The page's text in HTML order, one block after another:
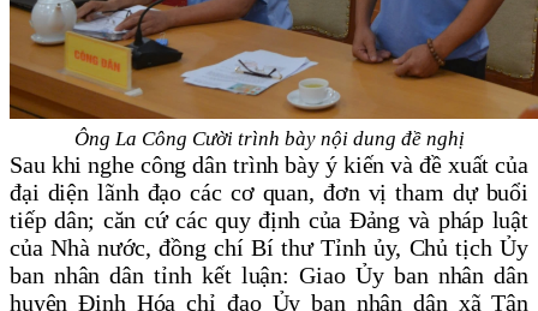
Ông La Công Cười trình bày nội dung đề nghị
Sau khi nghe công dân trình bày ý kiến và đề xuất của
đại diện lãnh đạo các cơ quan, đơn vị tham dự buổi
tiếp dân; căn cứ các quy định của Đảng và pháp luật
của Nhà nước, đồng chí Bí thư Tỉnh ủy, Chủ tịch Ủy
ban nhân dân tỉnh kết luận: GiaoỦy ban nhân dân
huyện Định Hóa chỉ đạo Ủy ban nhân dân xã Tân